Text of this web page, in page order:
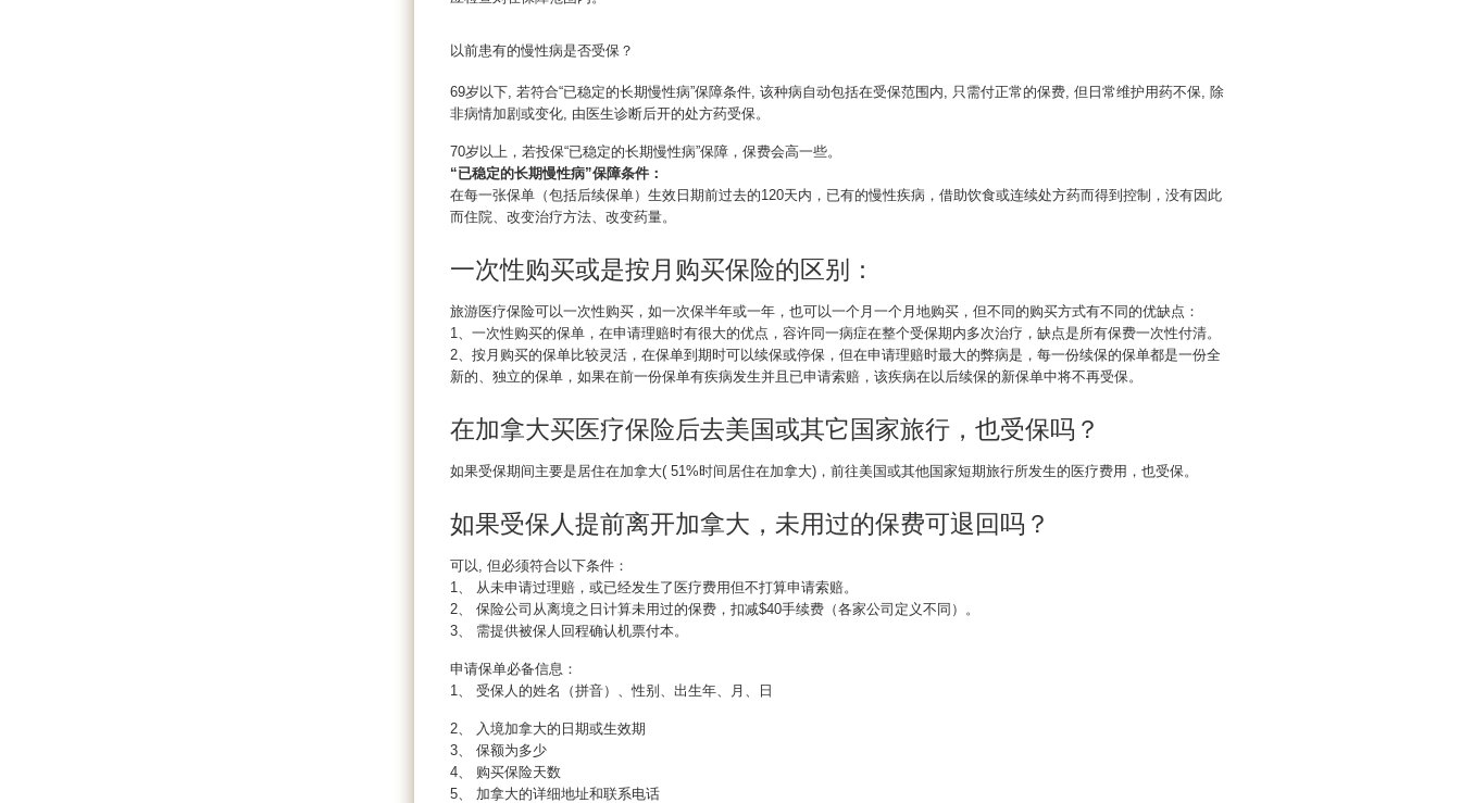
以前患有的慢性病是否受保？
69岁以下, 若符合“已稳定的长期慢性病”保障条件, 该种病自动包括在受保范围内, 只需付正常的保费, 但日常维护用药不保, 除
非病情加剧或变化, 由医生诊断后开的处方药受保。
70岁以上，若投保“已稳定的长期慢性病”保障，保费会高一些。
“已稳定的长期慢性病”保障条件：
在每一张保单（包括后续保单）生效日期前过去的120天内，已有的慢性疾病，借助饮食或连续处方药而得到控制，没有因此
而住院、改变治疗方法、改变药量。
一次性购买或是按月购买保险的区别：
旅游医疗保险可以一次性购买，如一次保半年或一年，也可以一个月一个月地购买，但不同的购买方式有不同的优缺点：
1、一次性购买的保单，在申请理赔时有很大的优点，容许同一病症在整个受保期内多次治疗，缺点是所有保费一次性付清。
2、按月购买的保单比较灵活，在保单到期时可以续保或停保，但在申请理赔时最大的弊病是，每一份续保的保单都是一份全
新的、独立的保单，如果在前一份保单有疾病发生并且已申请索赔，该疾病在以后续保的新保单中将不再受保。
在加拿大买医疗保险后去美国或其它国家旅行，也受保吗？
如果受保期间主要是居住在加拿大( 51%时间居住在加拿大)，前往美国或其他国家短期旅行所发生的医疗费用，也受保。
如果受保人提前离开加拿大，未用过的保费可退回吗？
可以, 但必须符合以下条件：
1、 从未申请过理赔，或已经发生了医疗费用但不打算申请索赔。
2、 保险公司从离境之日计算未用过的保费，扣减$40手续费（各家公司定义不同）。
3、 需提供被保人回程确认机票付本。
申请保单必备信息：
1、 受保人的姓名（拼音）、性别、出生年、月、日
2、 入境加拿大的日期或生效期
3、 保额为多少
4、 购买保险天数
5、 加拿大的详细地址和联系电话